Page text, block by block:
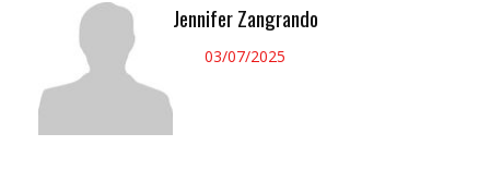
Jennifer Zangrando
03/07/2025